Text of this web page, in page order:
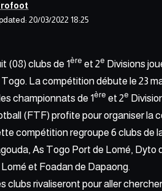
20/03/2022 18:25
(08) clubs de 1ère et 2e Divisions
La compétition débute le 23
championnats de 1ère et 2e
(FTF) profite pour organiser la
compétition regroupe 6 clubs de
As Togo Port de Lomé, Dyto
et Foadan de Dapaong.
clubs rivaliseront pour aller